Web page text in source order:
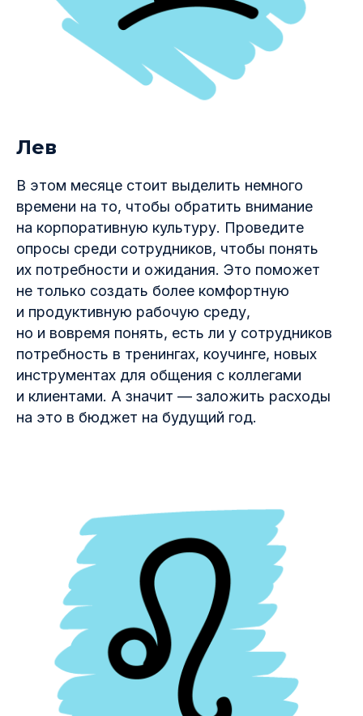
Лев
В этом месяце стоит выделить немного
времени на то, чтобы обратить внимание
на корпоративную культуру. Проведите
опросы среди сотрудников, чтобы понять
их потребности и ожидания. Это поможет
не только создать более комфортную
и продуктивную рабочую среду,
но и вовремя понять, есть ли у сотрудников
потребность в тренингах, коучинге, новых
инструментах для общения с коллегами
и клиентами. А значит — заложить расходы
на это в бюджет на будущий год.